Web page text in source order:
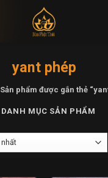
yant phép
Sản phẩm được gắn thẻ
DANH MỤC SẢN PHẨM